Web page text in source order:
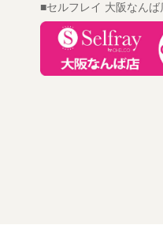
■セルフレイ 大阪なんば